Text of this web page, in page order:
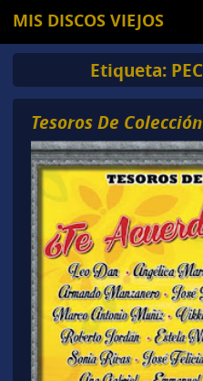
MIS DISCOS VIEJOS
Etiqueta:
Tesoros De